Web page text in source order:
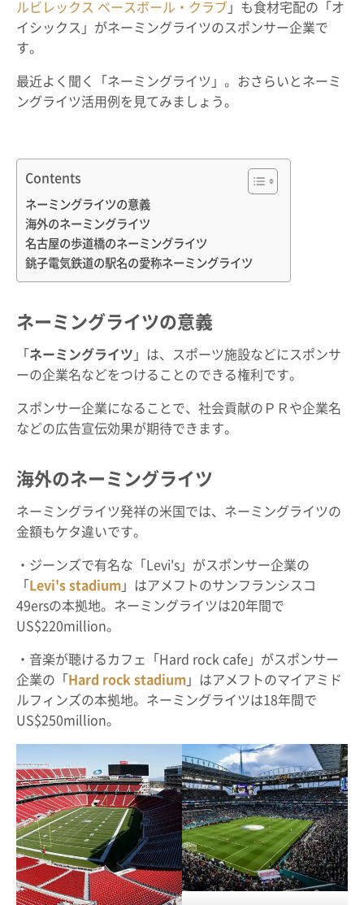
ルビレックス ベースボール・クラブ 」も食材宅配の「オ
イシックス」がネーミングライツのスポンサー企業で
す。
最近よく聞く「ネーミングライツ」。おさらいとネーミ
ングライツ活用例を見てみましょう。
Contents
ネーミングライツの意義
海外のネーミングライツ
名古屋の歩道橋のネーミングライツ
銚子電気鉄道の駅名の愛称ネーミングライツ
ネーミングライツの意義
「 ネーミングライツ 」は、スポーツ施設などにスポンサ
ーの企業名などをつけることのできる権利です。
スポンサー企業になることで、社会貢献のＰＲや企業名
などの広告宣伝効果が期待できます。
海外のネーミングライツ
ネーミングライツ発祥の米国では、ネーミングライツの
金額もケタ違いです。
・ジーンズで有名な「Levi's」がスポンサー企業の
「
Levi's stadium 」はアメフトのサンフランシスコ
49ersの本拠地。ネーミングライツは20年間で
US$220million。
・音楽が聴けるカフェ「Hard rock cafe」がスポンサー
企業の「 Hard rock stadium 」はアメフトのマイアミド
ルフィンズの本拠地。ネーミングライツは18年間で
US$250million。